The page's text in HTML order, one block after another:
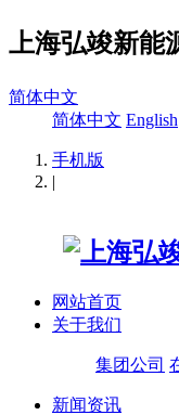
上海弘竣新能
简体中文
简体中文 English
手机版
|
网站首页
关于我们
集团公司
新闻资讯